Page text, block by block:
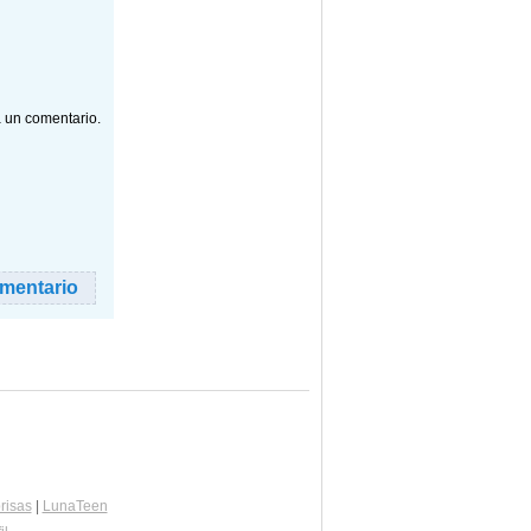
un comentario.
|
LunaTeen